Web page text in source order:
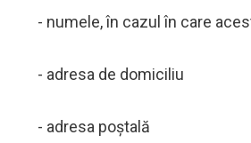
- numele, în cazul în care
- adresa de domiciliu
- adresa poștală